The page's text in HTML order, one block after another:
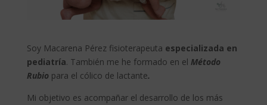
Soy Macarena Pérez fisioterapeuta especializada en
pediatría. También me he formado en el Método
Rubio para el cólico de lactante.
Mi objetivo es acompañar el desarrollo de los más